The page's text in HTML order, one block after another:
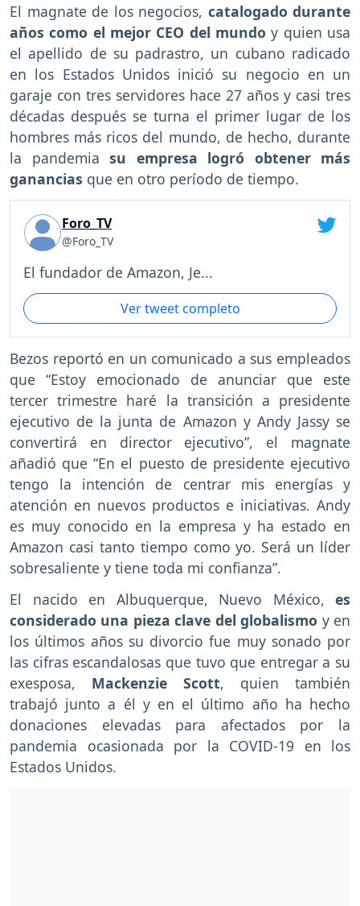
El magnate de los negocios, catalogado durante
años como el mejor CEO del mundo y quien usa
el apellido de su padrastro, un cubano radicado
en los Estados Unidos inició su negocio en un
garaje con tres servidores hace 27 años y casi tres
décadas después se turna el primer lugar de los
hombres más ricos del mundo, de hecho, durante
la pandemia su empresa logró obtener más
ganancias que en otro período de tiempo.
Foro_TV
@Foro_TV
El fundador de Amazon, Je...
Ver tweet completo
Bezos reportó en un comunicado a sus empleados
que “Estoy emocionado de anunciar que este
tercer trimestre haré la transición a presidente
ejecutivo de la junta de Amazon y Andy Jassy se
convertirá en director ejecutivo”, el magnate
añadió que “En el puesto de presidente ejecutivo
tengo la intención de centrar mis energías y
atención en nuevos productos e iniciativas. Andy
es muy conocido en la empresa y ha estado en
Amazon casi tanto tiempo como yo. Será un líder
sobresaliente y tiene toda mi confianza”.
El nacido en Albuquerque, Nuevo México, es
considerado una pieza clave del globalismo y en
los últimos años su divorcio fue muy sonado por
las cifras escandalosas que tuvo que entregar a su
exesposa, Mackenzie Scott, quien también
trabajó junto a él y en el último año ha hecho
donaciones elevadas para afectados por la
pandemia ocasionada por la COVID-19 en los
Estados Unidos.